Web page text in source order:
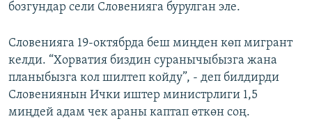
бозгундар сели Словенияга бурулган эле.
Словенияга 19-октябрда беш миңден көп мигрант
келди. “Хорватия биздин суранычыбызга жана
планыбызга кол шилтеп койду”, - деп билдирди
Словениянын Ички иштер министрлиги 1,5
миңдей адам чек араны каптап өткөн соң.